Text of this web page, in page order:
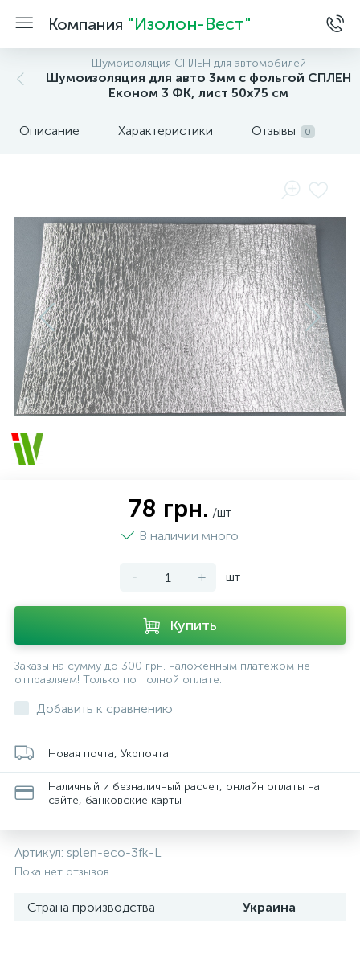
Компания "Изолон-Вест"
Шумоизоляция СПЛЕН для автомобилей
Шумоизоляция для авто 3мм с фольгой СПЛЕН
Економ 3 ФК, лист 50х75 см
Описание Характеристики Отзывы 0
78 грн. /шт
В наличии много
- + шт
Купить
Заказы на сумму до 300 грн. наложенным платежом не
отправляем! Только по полной оплате.
Добавить к сравнению
Новая почта, Укрпочта
Наличный и безналичный расчет, онлайн оплаты на
сайте, банковские карты
Артикул: splen-eco-3fk-L
Пока нет отзывов
Страна производства Украина